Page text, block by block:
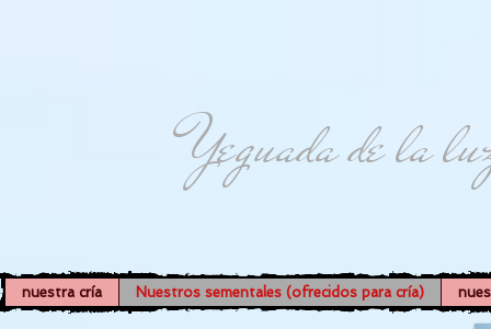
Yeguada de la
nuestra cría Nuestros sementales (ofrecidos para cría)